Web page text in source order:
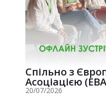
Спільно з
Асоціацією
потужну о...
20/07/2026